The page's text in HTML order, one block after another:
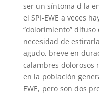
ser un síntoma d la
el SPI-EWE a veces
“dolorimiento”
necesidad de
agudo, breve en
calambres dolorosos
en la población
EWE, pero son dos